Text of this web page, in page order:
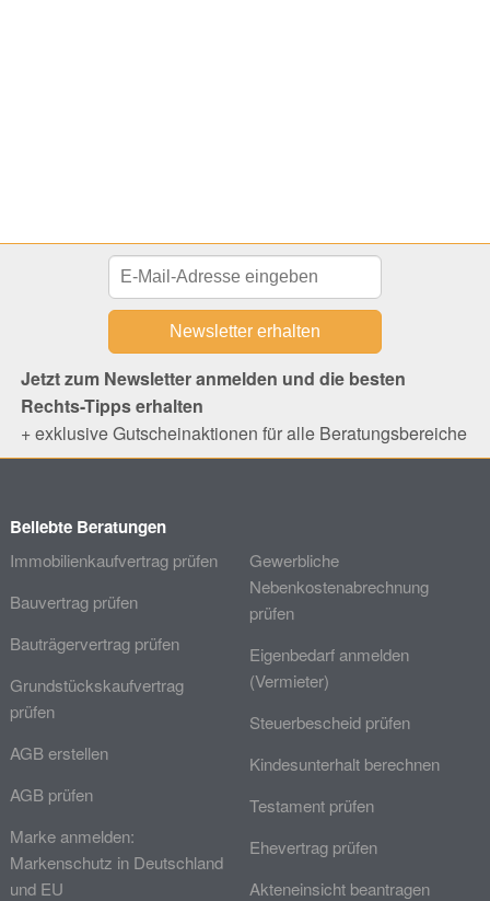
Jetzt zum Newsletter anmelden und die besten
Rechts-Tipps erhalten
+ exklusive Gutscheinaktionen für alle Beratungsbereiche
Beliebte Beratungen
Immobilienkaufvertrag prüfen
Bauvertrag prüfen
Bauträgervertrag prüfen
Grundstückskaufvertrag
prüfen
AGB erstellen
AGB prüfen
Marke anmelden:
Markenschutz in Deutschland
und EU
Gewerbliche
Nebenkostenabrechnung
prüfen
Eigenbedarf anmelden
(Vermieter)
Steuerbescheid prüfen
Kindesunterhalt berechnen
Testament prüfen
Ehevertrag prüfen
Akteneinsicht beantragen